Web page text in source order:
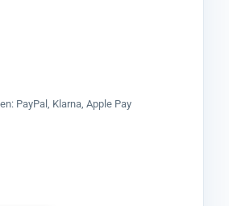
PayPal, Klarna, Apple Pay